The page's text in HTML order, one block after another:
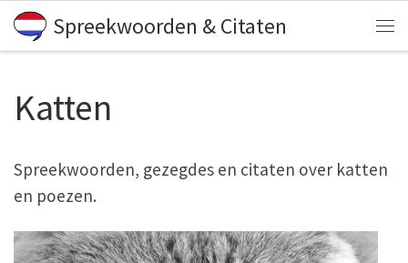
Skip to content
Spreekwoorden & Citaten
Katten
Spreekwoorden, gezegdes en citaten over katten
en poezen.